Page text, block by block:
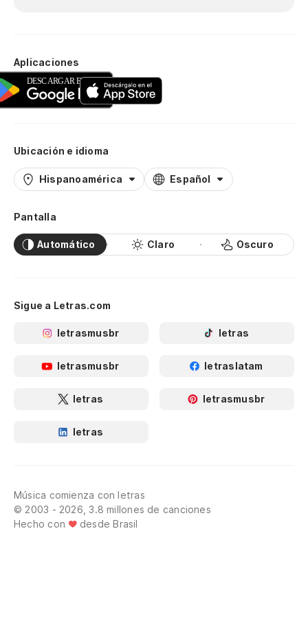
Aplicaciones
Ubicación e idioma
Hispanoamérica Español
Pantalla
Automático Claro Oscuro
Sigue a Letras.com
letrasmusbr letras
letrasmusbr letraslatam
letras letrasmusbr
letras
Música comienza con letras
© 2003 - 2026, 3.8 millones de canciones
Hecho con
desde Brasil